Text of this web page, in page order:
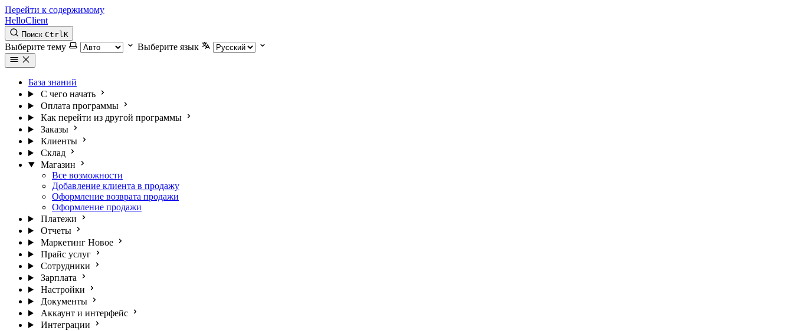
Перейти к содержимому
HelloClient
Поиск CtrlK
Выберите тему Выберите язык
База знаний
С чего начать
Оплата программы
Как перейти из другой программы
Заказы
Клиенты
Склад
Магазин
Все возможности
Добавление клиента в продажу
Оформление возврата продажи
Оформление продажи
Платежи
Отчеты
Маркетинг Новое
Прайс услуг
Сотрудники
Зарплата
Настройки
Документы
Аккаунт и интерфейс
Интеграции